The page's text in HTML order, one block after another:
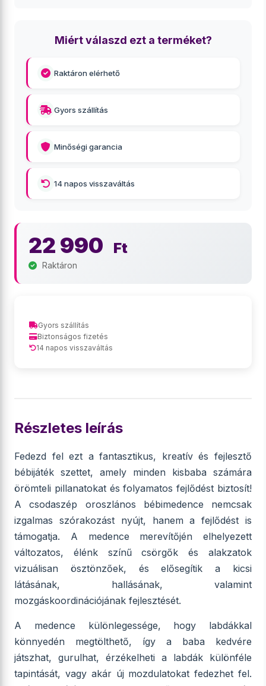
Miért válaszd ezt a terméket?
Raktáron elérhető
Gyors szállítás
Minőségi garancia
14 napos visszaváltás
22 990 Ft
Raktáron
Gyors szállítás
Biztonságos fizetés
14 napos visszaváltás
Részletes leírás
Fedezd fel ezt a fantasztikus, kreatív és fejlesztő
bébijáték szettet, amely minden kisbaba számára
örömteli pillanatokat és folyamatos fejlődést biztosít!
A csodaszép oroszlános bébimedence nemcsak
izgalmas szórakozást nyújt, hanem a fejlődést is
támogatja. A medence merevítőjén elhelyezett
változatos, élénk színű csörgők és alakzatok
vizuálisan ösztönzőek, és elősegítik a kicsi
látásának, hallásának, valamint
mozgáskoordinációjának fejlesztését.
A medence különlegessége, hogy labdákkal
könnyedén megtölthető, így a baba kedvére
játszhat, gurulhat, érzékelheti a labdák különféle
tapintását, vagy akár új mozdulatokat fedezhet fel.